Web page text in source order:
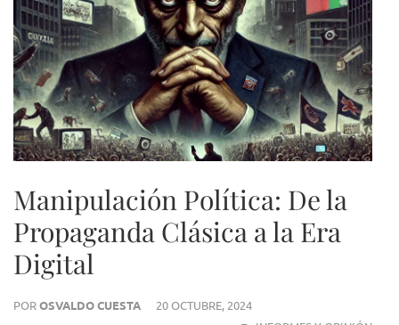
Manipulación Política: De la
Propaganda Clásica a la Era
Digital
POROSVALDO CUESTA
20 OCTUBRE, 2024